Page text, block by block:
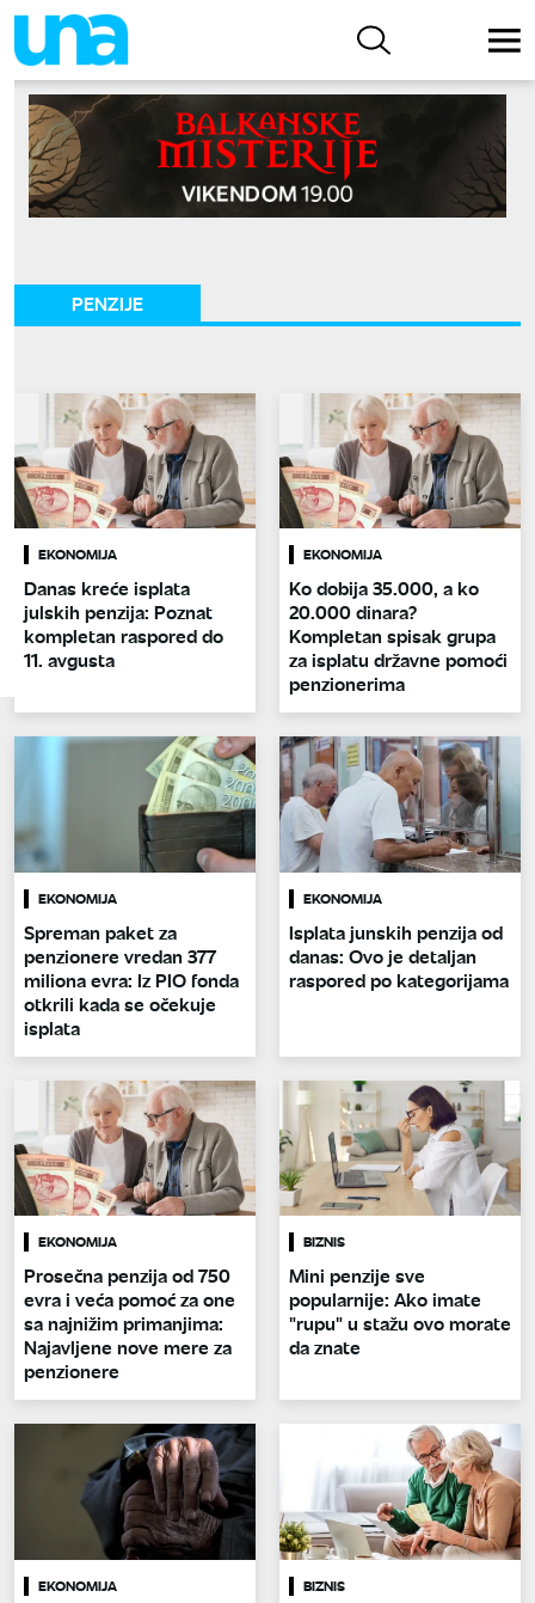
PENZIJE
EKONOMIJA
Danas kreće isplata
julskih penzija: Poznat
kompletan raspored do
11. avgusta
EKONOMIJA
Ko dobija 35.000, a ko
20.000 dinara?
Kompletan spisak grupa
za isplatu državne pomoći
penzionerima
EKONOMIJA
Spreman paket za
penzionere vredan 377
miliona evra: Iz PIO fonda
otkrili kada se očekuje
isplata
EKONOMIJA
Isplata junskih penzija od
danas: Ovo je detaljan
raspored po kategorijama
EKONOMIJA
Prosečna penzija od 750
evra i veća pomoć za one
sa najnižim primanjima:
Najavljene nove mere za
penzionere
BIZNIS
Mini penzije sve
popularnije: Ako imate
"rupu" u stažu ovo morate
da znate
EKONOMIJA BIZNIS